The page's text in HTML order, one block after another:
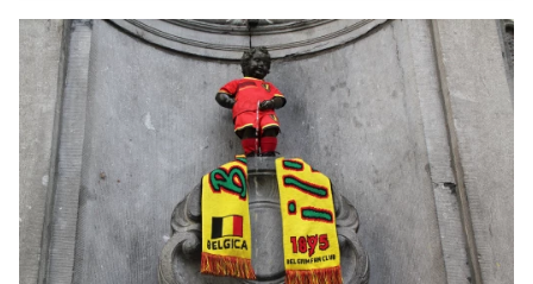
d'être bien équipé ! On ne devient pas Goffin sur le terrain du
jour au lendemain !
Combien de Diables Rouges sont nés à Bruxelles ?